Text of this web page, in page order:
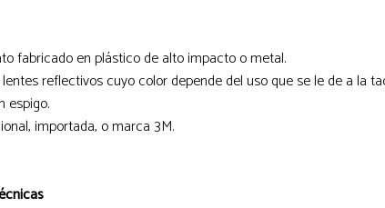
fabricado en plástico de alto impacto o metal.
reflectivos cuyo color depende del uso que se le de a la
espigo.
importada, o marca 3M.